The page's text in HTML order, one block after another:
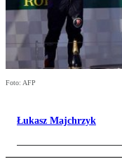
Foto: AFP
Łukasz Majchrzyk